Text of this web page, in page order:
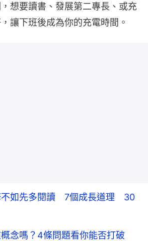
想要讀書、發展第二專長、或充
讓下班後成為你的充電時間。
不如先多閱讀 7個成長道理 30
念嗎？4條問題看你能否打破